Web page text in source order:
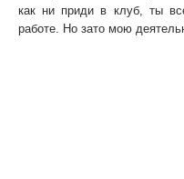
как ни приди в клуб, ты
работе. Но зато мою